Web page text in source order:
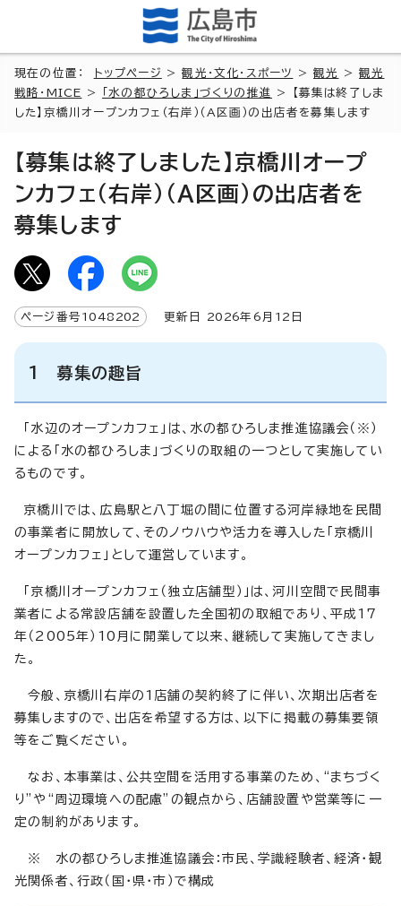
現在の位置： トップページ >観光・文化・スポーツ >観光 >観光
戦略・MICE
> 「水の都ひろしま」づくりの推進
> 【募集は終了しま
した】京橋川オープンカフェ（右岸）（A区画）の出店者を募集します
【募集は終了しました】京橋川オープ
ンカフェ（右岸）（A区画）の出店者を
募集します
ページ番号 1048202 更新日 2026年6月 12 日
1 募集の趣旨
「水辺のオープンカフェ」は、水の都ひろしま推進協議会（※）
による「水の都ひろしま」づくりの取組の一つとして実施してい
るものです。
京橋川では、広島駅と八丁堀の間に位置する河岸緑地を民間
の事業者に開放して、そのノウハウや活力を導入した「京橋川
オープンカフェ」として運営しています。
「京橋川オープンカフェ（独立店舗型）」は、河川空間で民間事
業者による常設店舗を設置した全国初の取組であり、平成17
年（2005年）10月に開業して以来、継続して実施してきまし
た。
今般、京橋川右岸の1店舗の契約終了に伴い、次期出店者を
募集しますので、出店を希望する方は、以下に掲載の募集要領
等をご覧ください。
なお、本事業は、公共空間を活用する事業のため、“まちづく
り”や“周辺環境への配慮”の観点から、店舗設置や営業等に一
定の制約があります。
※ 水の都ひろしま推進協議会：市民、学識経験者、経済・観
光関係者、行政（国・県・市）で構成